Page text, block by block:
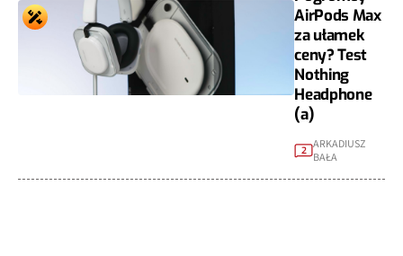
AirPods Max
za ułamek
ceny? Test
Nothing
Headphone
(a)
2 ARKADIUSZ
BAŁA